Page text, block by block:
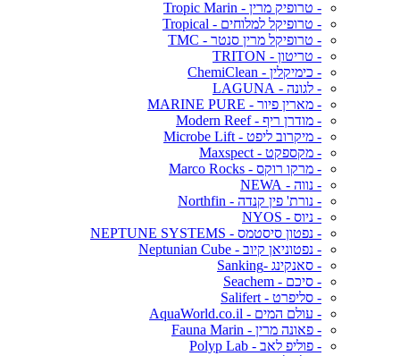
- טרופיק מרין - Tropic Marin
- טרופיקל למלוחים - Tropical
- טרופיקל מרין סנטר - TMC
- טריטון - TRITON
- כימיקלין - ChemiClean
- לגונה - LAGUNA
- מארין פיור - MARINE PURE
- מודרן ריף - Modern Reef
- מיקרוב ליפט - Microbe Lift
- מקספקט - Maxspect
- מרקו רוקס - Marco Rocks
- נווה - NEWA
- נורת' פין קנדה - Northfin
- ניוס - NYOS
- נפטון סיסטמס - NEPTUNE SYSTEMS
- נפטוניאן קיוב - Neptunian Cube
- סאנקינג -Sanking
- סיכם - Seachem
- סליפרט - Salifert
- עולם המים - AquaWorld.co.il
- פאונה מרין - Fauna Marin
- פוליפ לאב - Polyp Lab